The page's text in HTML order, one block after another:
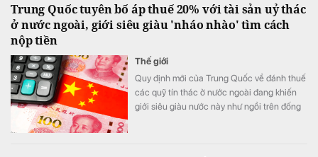
Trung Quốc tuyên bố áp thuế 20% với tài sản uỷ thác
ở nước ngoài, giới siêu giàu 'nháo nhào' tìm cách
nộp tiền
Thế giới
Quy định mới của Trung Quốc về đánh thuế
các quỹ tín thác ở nước ngoài đang khiến
giới siêu giàu nước này như ngồi trên đống